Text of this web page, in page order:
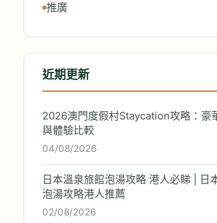
推廣
近期更新
2026澳門度假村Staycation攻略：豪
與體驗比較
04/08/2026
日本溫泉旅館泡湯攻略 港人必睇 | 日
泡湯攻略港人推薦
02/08/2026